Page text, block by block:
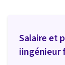
Salaire et
iingénieur